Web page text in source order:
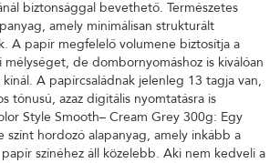
biztonsággal bevethető. Természetes
amely minimálisan strukturált
A papír megfelelő volumene biztosítja a
de dombornyomáshoz is kiválóan
A papírcsaládnak jelenleg 13 tagja van,
tónusú, azaz digitális nyomtatásra is
Style Smooth– Cream Grey 300g: Egy
színt hordozó alapanyag, amely inkább a
színéhez áll közelebb. Aki nem kedveli a